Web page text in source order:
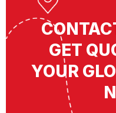
GET
YOUR